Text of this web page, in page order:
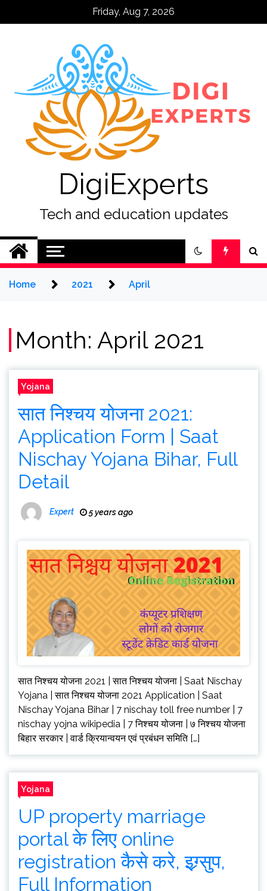
Friday, Aug 7, 2026
DigiExperts
Tech and education updates
Home 2021 April
Month: April 2021
Yojana
सात निश्चय योजना 2021:
Application Form | Saat
Nischay Yojana Bihar, Full
Detail
Expert 5 years ago
सात निश्चय योजना 2021 | सात निश्चय योजना | Saat Nischay
Yojana | सात निश्चय योजना 2021 Application | Saat
Nischay Yojana Bihar | 7 nischay toll free number | 7
nischay yojna wikipedia | 7 निश्चय योजना | ७ निश्चय योजना
बिहार सरकार | वार्ड क्रियान्वयन एवं प्रबंधन समिति […]
Yojana
UP property marriage
portal के लिए online
registration कैसे करे, इग्र्सुप,
Full Information